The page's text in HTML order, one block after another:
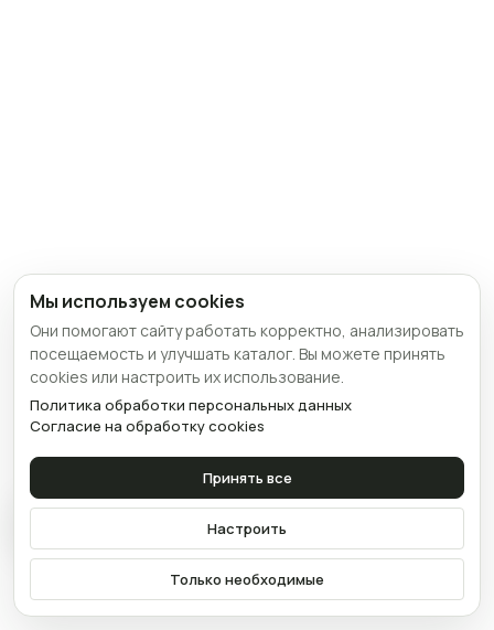
Связаться
Мы используем cookies
Они помогают сайту работать корректно, анализировать
посещаемость и улучшать каталог. Вы можете принять
cookies или настроить их использование.
Политика обработки персональных данных
Согласие на обработку cookies
Принять все
Настроить
Только необходимые